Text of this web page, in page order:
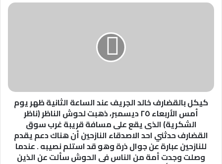
كيكل
يوم
أمس
الأربعاء
ديسمبر،
ذهبت
لحوش
كيكل بالقضارف خالد الجريف عند الساعة الثانية ظهر يوم
أمس الأربعاء ٢٥ ديسمبر، ذهبت لحوش الناظر (ناظر
الشكرية) الذى يقع على مسافة قريبة غرب سوق
القضارف حدثني احد الاصدقاء النازحين أن هناك دعم يقدم
للنازحين عبارة عن جوال ذرة وهو قد استلم نصيبه . عندما
وصلت وجدت أمة من الناس فى الحوش سألت عن الذين